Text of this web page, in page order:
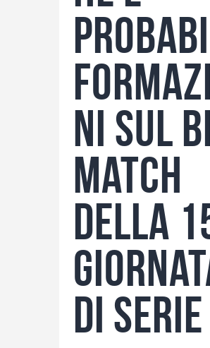
ni sul
match
della
di Serie